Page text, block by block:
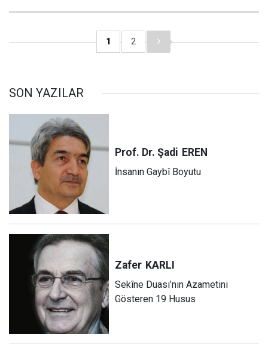
1 2
SON YAZILAR
Prof. Dr. Şadi EREN
İnsanın Gaybî Boyutu
Zafer KARLI
Sekîne Duası’nın Azametini
Gösteren 19 Husus